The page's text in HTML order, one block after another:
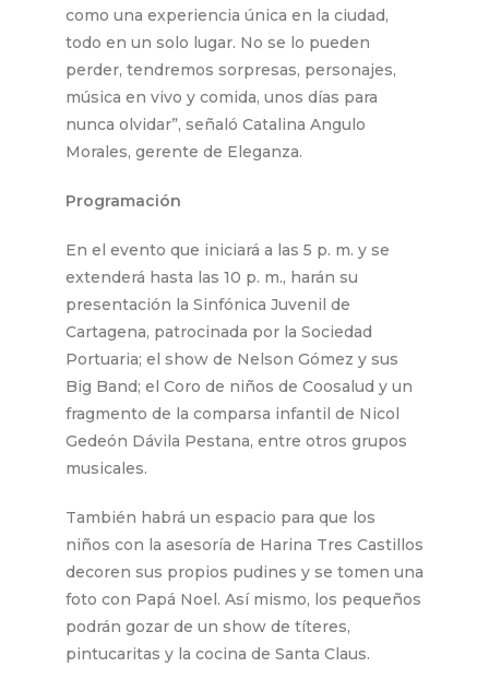
como una experiencia única en la ciudad,
todo en un solo lugar. No se lo pueden
perder, tendremos sorpresas, personajes,
música en vivo y comida, unos días para
nunca olvidar”, señaló Catalina Angulo
Morales, gerente de Eleganza.
Programación
En el evento que iniciará a las 5 p. m. y se
extenderá hasta las 10 p. m., harán su
presentación la Sinfónica Juvenil de
Cartagena, patrocinada por la Sociedad
Portuaria; el show de Nelson Gómez y sus
Big Band; el Coro de niños de Coosalud y un
fragmento de la comparsa infantil de Nicol
Gedeón Dávila Pestana, entre otros grupos
musicales.
También habrá un espacio para que los
niños con la asesoría de Harina Tres Castillos
decoren sus propios pudines y se tomen una
foto con Papá Noel. Así mismo, los pequeños
podrán gozar de un show de títeres,
pintucaritas y la cocina de Santa Claus.